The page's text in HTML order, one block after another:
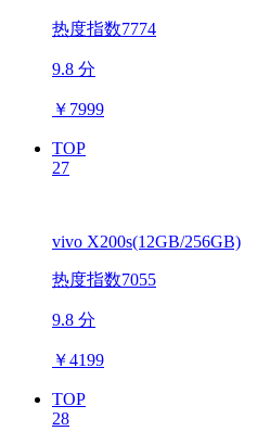
热度指数7774
9.8 分
￥ 7999
TOP
27
vivo X200s(12GB/256GB)
热度指数7055
9.8 分
￥4199
TOP
28